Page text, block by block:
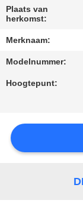
NIEUWS
Plaats van
herkomst:
Merknaam:
Modelnummer:
Hoogtepunt: